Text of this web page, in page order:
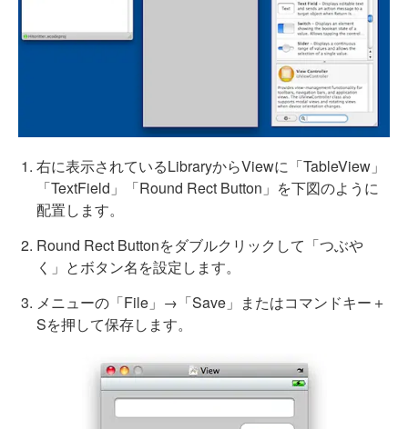
右に表示されているLibraryからViewに「TableView」
「TextField」「Round Rect Button」を下図のように
配置します。
Round Rect Buttonをダブルクリックして「つぶや
く」とボタン名を設定します。
メニューの「File」→「Save」またはコマンドキー＋
Sを押して保存します。